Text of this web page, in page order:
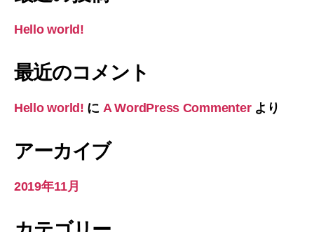
Hello world!
最近のコメント
Hello world! に A WordPress Commenterより
アーカイブ
2019年11月